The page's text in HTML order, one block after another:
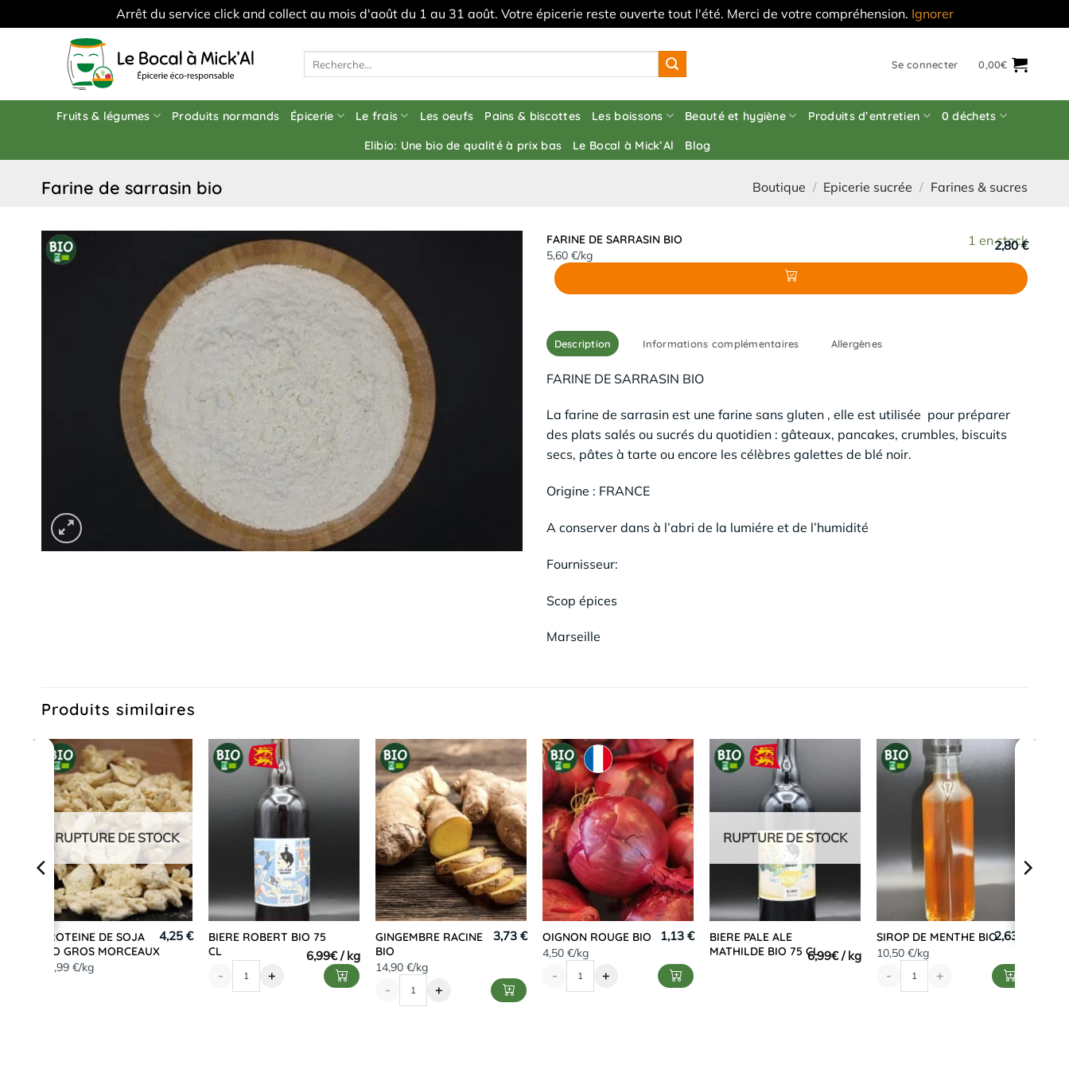
Arrêt du service click and collect au mois d'août du 1 au 31 août. Votre épicerie reste ouverte tout l'été. Merci de votre compréhension. Ignorer
Se connecter 0,00€
Fruits & légumes Produits normands Épicerie Le frais Les oeufs Pains & biscottes Les boissons Beauté et hygiène Produits d’entretien 0 déchets
Elibio: Une bio de qualité à prix bas Le Bocal à Mick’Al Blog
farine de sarrasin bio Boutique / Epicerie sucrée / Farines & sucres
1 en stock
FARINE DE SARRASIN BIO
5,60 €/kg
2,80 €
Description Informations complémentaires Allergènes
FARINE DE SARRASIN BIO
La farine de sarrasin est une farine sans gluten , elle est utilisée pour préparer
des plats salés ou sucrés du quotidien : gâteaux, pancakes, crumbles, biscuits
secs, pâtes à tarte ou encore les célèbres galettes de blé noir.
Origine : FRANCE
A conserver dans à l’abri de la lumiére et de l’humidité
Fournisseur:
Scop épices
Marseille
Produits similaires
RUPTURE DE STOCK
PROTEINE DE SOJA
BIO GROS MORCEAUX
16,99 €/kg
4,25 €
BIERE ROBERT BIO 75
CL
6,99€
-
+
GINGEMBRE RACINE
BIO
14,90 €/kg
3,73 €
- +
OIGNON ROUGE BIO
4,50 €/kg
1,13 €
- +
RUPTURE DE STOCK
BIERE PALE ALE
MATHILDE BIO 75 CL6,99€
SIROP DE MENTHE BIO
10,50 €/kg
2,63 €
- +